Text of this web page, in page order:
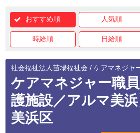
おすすめ順 人気順
時給順 日給順
社会福祉法人苗場福祉会 / ケアマネジャ
ケアマネジャー職
護施設／アルマ美
美浜区